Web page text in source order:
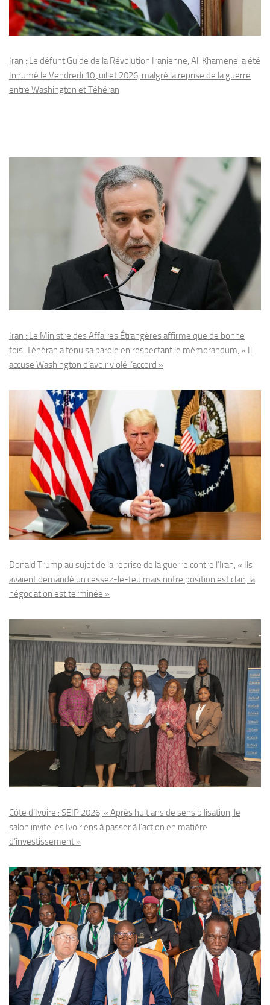
Iran : Le défunt Guide de la Révolution Iranienne, Ali Khamenei a été
Inhumé le Vendredi 10 Juillet 2026, malgré la reprise de la guerre
entre Washington et Téhéran
Iran : Le Ministre des Affaires Étrangères affirme que de bonne
fois, Téhéran a tenu sa parole en respectant le mémorandum, « Il
accuse Washington d’avoir violé l’accord »
Donald Trump au sujet de la reprise de la guerre contre l’Iran, « Ils
avaient demandé un cessez-le-feu mais notre position est clair, la
négociation est terminée »
Côte d’Ivoire : SEIP 2026, « Après huit ans de sensibilisation, le
salon invite les Ivoiriens à passer à l’action en matière
d’investissement »